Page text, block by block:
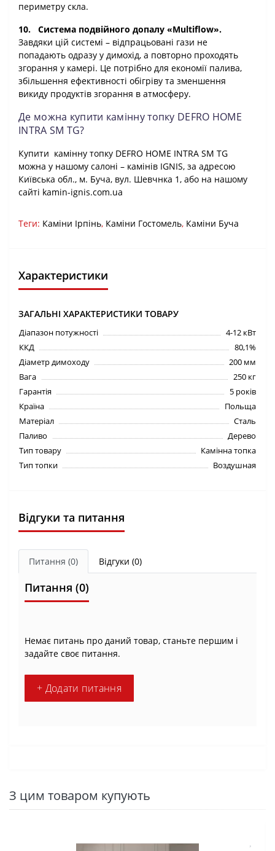
периметру скла.
10.
Система подвійного допалу «Multiflow».
Завдяки цій системі – відпрацьовані гази не
попадають одразу у димохід, а повторно проходять
згорання у камері. Це потрібно для економії палива,
збільшення ефективності обігріву та зменшення
викиду продуктів згорання в атмосферу.
Де можна купити камінну топку DEFRO HOME
INTRA SM TG?
Купити камінну топку DEFRO HOME INTRA SM TG
можна у нашому салоні – камінів IGNIS, за адресою
Київська обл., м. Буча, вул. Шевчнка 1, або на нашому
сайті kamin-ignis.com.ua
Теги: Каміни Ірпінь, Каміни Гостомель, Каміни Буча
Характеристики
ЗАГАЛЬНІ ХАРАКТЕРИСТИКИ ТОВАРУ
Діапазон потужності
4-12 кВт
ККД
80,1%
Діаметр димоходу
200 мм
Вага
250 кг
Гарантія
5 років
Країна
Польща
Матеріал
Сталь
Паливо
Дерево
Тип товару
Камінна топка
Тип топки
Воздушная
Відгуки та питання
Питання (0) Відгуки (0)
Питання (0)
Немає питань про даний товар, станьте першим і
задайте своє питання.
+ Додати питання
З цим товаром купують